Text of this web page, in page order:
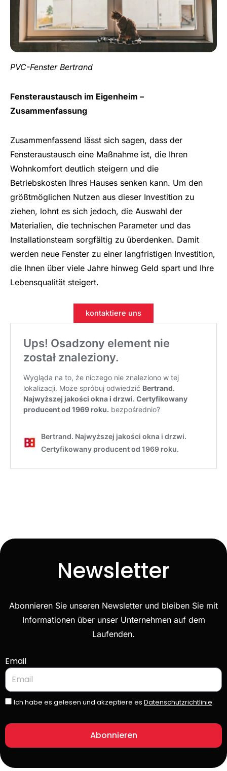
PVC-Fenster Bertrand
Fensteraustausch im Eigenheim –
Zusammenfassung
Zusammenfassend lässt sich sagen, dass der
Fensteraustausch eine Maßnahme ist, die Ihren
Wohnkomfort deutlich steigern und die
Betriebskosten Ihres Hauses senken kann. Um den
größtmöglichen Nutzen aus dieser Investition zu
ziehen, lohnt es sich jedoch, die Auswahl der
Materialien, die technischen Parameter und das
Installationsteam sorgfältig zu überdenken. Damit
werden neue Fenster zu einer langfristigen Investition,
die Ihnen über viele Jahre hinweg Geld spart und Ihre
Lebensqualität steigert.
kontaktiere uns
Newsletter
Abonnieren Sie unseren Newsletter und bleiben Sie mit
Informationen über unser Unternehmen auf dem
Laufenden.
Email
Ich habe es gelesen und akzeptiere es Datenschutzrichtlinie.
Abonnieren